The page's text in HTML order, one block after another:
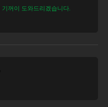
꺼이 도와드리겠습니다.